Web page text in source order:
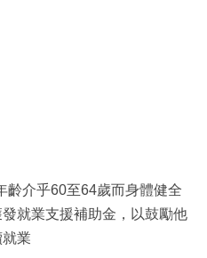
齡介乎60至64歲而身體健全
就業支援補助金，以鼓勵他
業